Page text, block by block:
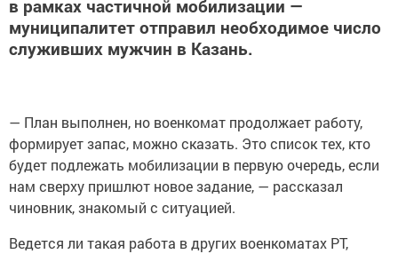
в рамках частичной мобилизации —
муниципалитет отправил необходимое число
служивших мужчин в Казань.
— План выполнен, но военкомат продолжает работу,
формирует запас, можно сказать. Это список тех, кто
будет подлежать мобилизации в первую очередь, если
нам сверху пришлют новое задание, — рассказал
чиновник, знакомый с ситуацией.
Ведется ли такая работа в других военкоматах РТ,